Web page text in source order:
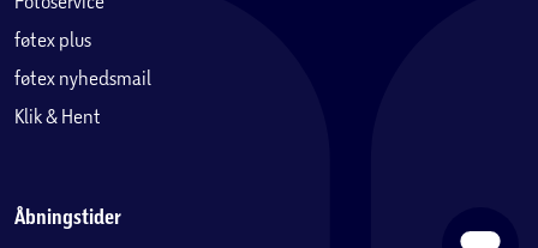
føtex plus
føtex nyhedsmail
Klik & Hent
Åbningstider